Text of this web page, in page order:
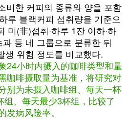
비한 커피의 종류와 양을 포함
루 블랙커피 섭취량을 기준으
미(非)섭취·하루 1잔 이하·하
등 네 그룹으로 분류한 뒤
생 위험 정도를 비교했다.
24小时内摄入的咖啡类型和量
咖啡摄取量为基准，将研究对
别为未摄入咖啡组、每天一杯
组、每天最少3杯组，比较了
病风险率。